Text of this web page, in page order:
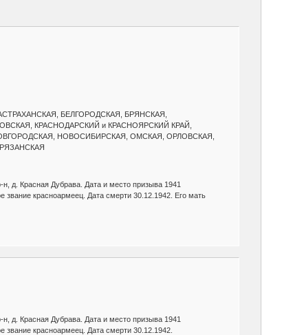
АСТРАХАНСКАЯ, БЕЛГОРОДСКАЯ, БРЯНСКАЯ,
КРАСНОДАРСКИЙ и КРАСНОЯРСКИЙ КРАЙ,
НОВОСИБИРСКАЯ, ОМСКАЯ, ОРЛОВСКАЯ,
д. Красная Дубрава. Дата и место призыва 1941
звание красноармеец. Дата смерти 30.12.1942. Его мать
д. Красная Дубрава. Дата и место призыва 1941
красноармеец. Дата смерти 30.12.1942.